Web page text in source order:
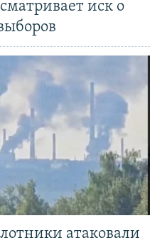
иск о
атаковали